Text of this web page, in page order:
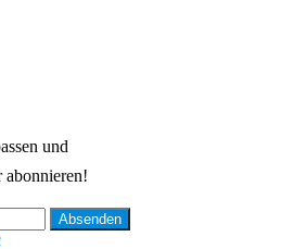
und
abonnieren!